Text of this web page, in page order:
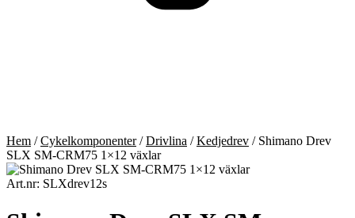
Hem /Cykelkomponenter/Drivlina /Kedjedrev / Shimano Drev
SLX SM-CRM75 1×12 växlar
Art.nr: SLXdrev12s